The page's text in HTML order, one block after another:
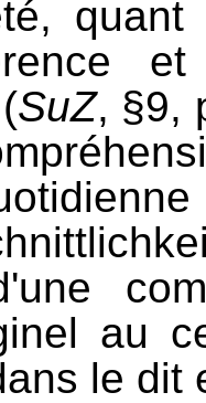
SuZ, §9,
au
le dit